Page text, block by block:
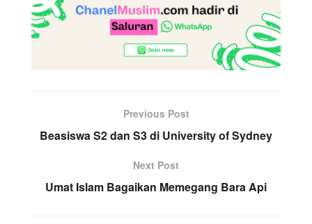
Previous Post
Beasiswa S2 dan S3 di University of Sydney
Next Post
Umat Islam Bagaikan Memegang Bara Api